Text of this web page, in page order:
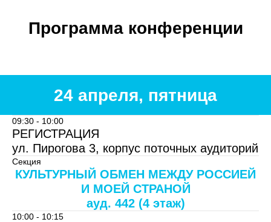
Программа конференции
24 апреля, пятница
09:30 - 10:00
РЕГИСТРАЦИЯ
ул. Пирогова 3, корпус поточных аудиторий
Секция
КУЛЬТУРНЫЙ ОБМЕН МЕЖДУ РОССИЕЙ
И МОЕЙ СТРАНОЙ
ауд. 442 (4 этаж)
10:00 - 10:15